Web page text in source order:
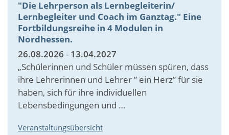
"Die Lehrperson als Lernbegleiterin/
Lernbegleiter und Coach im Ganztag." Eine
Fortbildungsreihe in 4 Modulen in
Nordhessen.
26.08.2026 - 13.04.2027
„Schülerinnen und Schüler müssen spüren, dass
ihre Lehrerinnen und Lehrer ” ein Herz” für sie
haben, sich für ihre individuellen
Lebensbedingungen und …
Veranstaltungsübersicht